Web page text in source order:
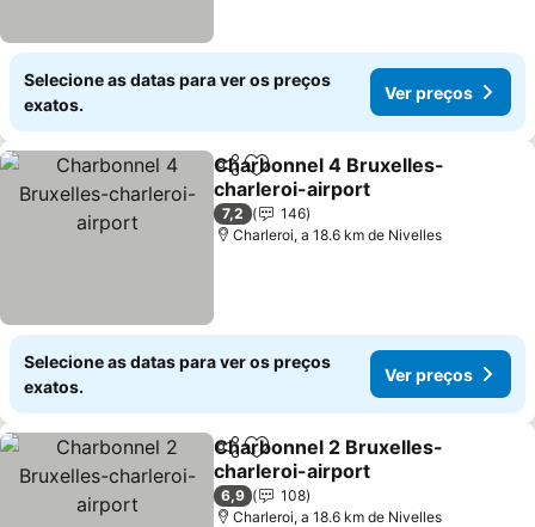
Selecione as datas para ver os preços
exatos.
Ver preços
PartilharAdicionar aos favoritos
Charbonnel 4 Bruxelles-
charleroi-airport
Ver preços
7,2
146
Charleroi, a 18.6 km de Nivelles
Selecione as datas para ver os preços
exatos.
Ver preços
PartilharAdicionar aos favoritos
Charbonnel 2 Bruxelles-
charleroi-airport
Ver preços
6,9
108
Charleroi, a 18.6 km de Nivelles